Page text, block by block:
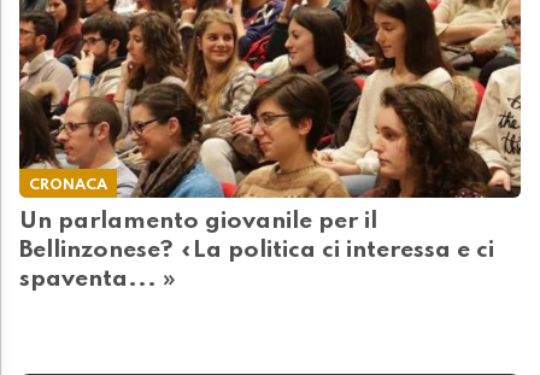
CRONACA
Un parlamento giovanile per il
Bellinzonese? «La politica ci interessa e ci
spaventa... »